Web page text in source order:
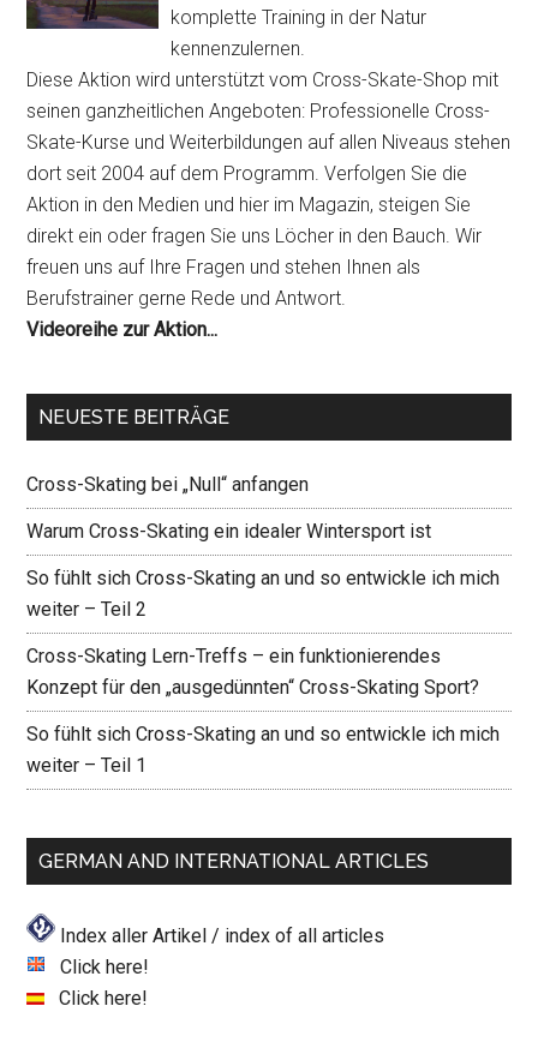
komplette Training in der Natur
kennenzulernen.
Diese Aktion wird unterstützt vom Cross-Skate-Shop mit
seinen ganzheitlichen Angeboten: Professionelle Cross-
Skate-Kurse und Weiterbildungen auf allen Niveaus stehen
dort seit 2004 auf dem Programm. Verfolgen Sie die
Aktion in den Medien und hier im Magazin, steigen Sie
direkt ein oder fragen Sie uns Löcher in den Bauch. Wir
freuen uns auf Ihre Fragen und stehen Ihnen als
Berufstrainer gerne Rede und Antwort.
Videoreihe zur Aktion...
NEUESTE BEITRÄGE
Cross-Skating bei „Null“ anfangen
Warum Cross-Skating ein idealer Wintersport ist
So fühlt sich Cross-Skating an und so entwickle ich mich
weiter – Teil 2
Cross-Skating Lern-Treffs – ein funktionierendes
Konzept für den „ausgedünnten“ Cross-Skating Sport?
So fühlt sich Cross-Skating an und so entwickle ich mich
weiter – Teil 1
GERMAN AND INTERNATIONAL ARTICLES
Index aller Artikel / index of all articles
Click here!
Click here!